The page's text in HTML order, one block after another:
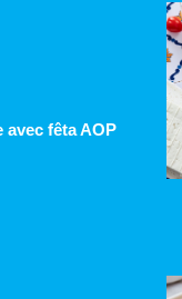
avec fêta AOP